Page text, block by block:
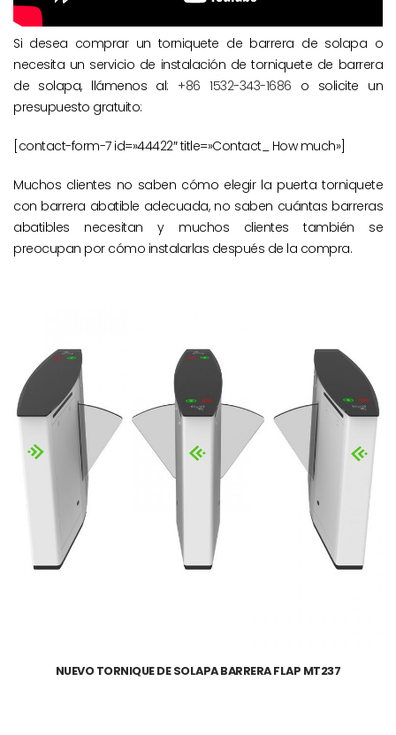
Si desea comprar un torniquete de barrera de solapa o
necesita un servicio de instalación de torniquete de barrera
de solapa, llámenos al: +86 1532-343-1686 o solicite un
presupuesto gratuito:
[contact-form-7 id=»44422″ title=»Contact_ How much»]
Muchos clientes no saben cómo elegir la puerta torniquete
con barrera abatible adecuada, no saben cuántas barreras
abatibles necesitan y muchos clientes también se
preocupan por cómo instalarlas después de la compra.
NUEVO TORNIQUE DE SOLAPA BARRERA FLAP MT237